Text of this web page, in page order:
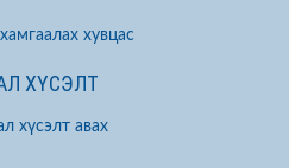
хувцас
ХҮСЭЛТ
хүсэлт авах